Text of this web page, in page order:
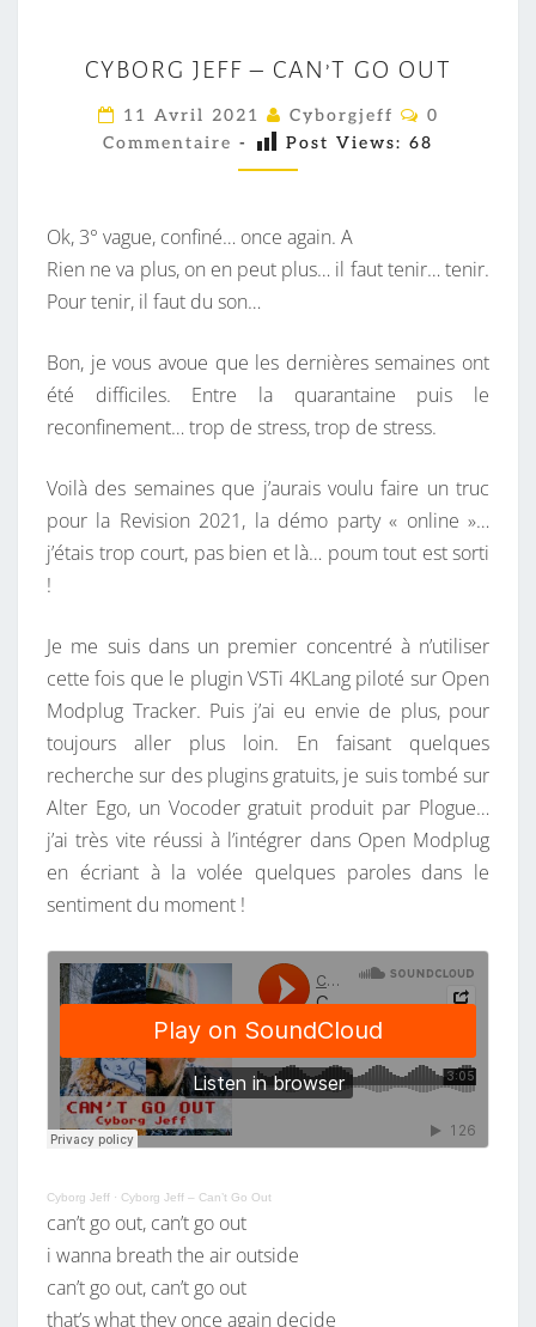
Y
B
O
R
J
E
–
C
A
’
T
G
U
T
CYBORG JEFF – CAN’T GO OUT
11 Avril 2021 Cyborgjeff
C
M
I
R
0
Commentaire - Post Views: 68
Ok, 3° vague, confiné… once again. A
Rien ne va plus, on en peut plus… il faut tenir… tenir.
Pour tenir, il faut du son…
Bon, je vous avoue que les dernières semaines ont
été difficiles. Entre la quarantaine puis le
reconfinement… trop de stress, trop de stress.
Voilà des semaines que j’aurais voulu faire un truc
pour la Revision 2021, la démo party « online »…
j’étais trop court, pas bien et là… poum tout est sorti
!
Je me suis dans un premier concentré à n’utiliser
cette fois que le plugin VSTi 4KLang piloté sur Open
Modplug Tracker. Puis j’ai eu envie de plus, pour
toujours aller plus loin. En faisant quelques
recherche sur des plugins gratuits, je suis tombé sur
Alter Ego, un Vocoder gratuit produit par Plogue…
j’ai très vite réussi à l’intégrer dans Open Modplug
en écriant à la volée quelques paroles dans le
sentiment du moment !
Cyborg Jeff · Cyborg Jeff – Can’t Go Out
can’t go out, can’t go out
i wanna breath the air outside
can’t go out, can’t go out
that’s what they once again decide